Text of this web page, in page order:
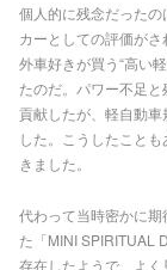
個人的に残念だった
カーとしての評価がさ
外車好きが買う“高い
たのだ。パワー不足
貢献したが、軽自動車
した。こうしたこと
きました。
代わって当時密かに
た「MINI SPIRITUAL
存在したようで、よ